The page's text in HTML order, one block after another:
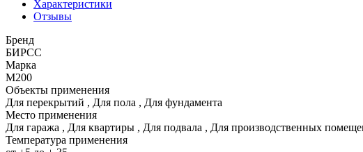
Характеристики
Отзывы
Бренд
БИРСС
Марка
М200
Объекты применения
Для перекрытий , Для пола , Для фундамента
Место применения
Для гаража , Для квартиры , Для подвала , Для производственных
Температура применения